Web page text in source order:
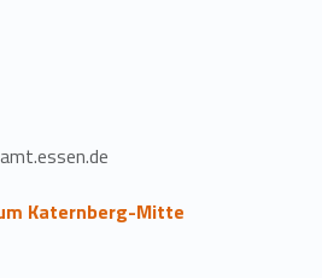
Katernberg-Mitte